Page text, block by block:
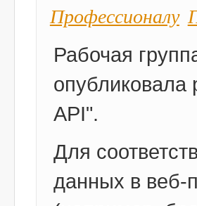
Профессионалу
Рабочая
опубликовала
API".
Для
данных в веб-